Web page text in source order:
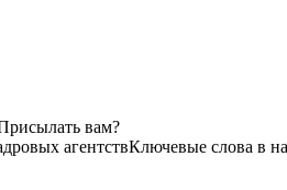
вам?
агентствКлючевые слова в